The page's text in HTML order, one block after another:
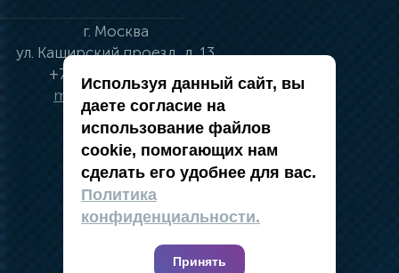
г. Москва
ул. Каширский проезд, д. 13
+7 (495) 134-41-83
moskva@vincci.ru
политика в отношении обработки
персональных данных
публичная оферта
карта сайта
Используя данный сайт, вы
даете согласие на
использование файлов
cookie, помогающих нам
сделать его удобнее для вас.
Политика
конфиденциальности.
Принять